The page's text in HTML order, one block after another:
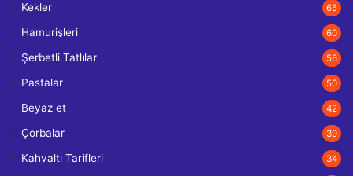
Kekler 65
Hamurişleri 60
Şerbetli Tatlılar 56
Pastalar 50
Beyaz et 42
Çorbalar 39
Kahvaltı Tarifleri 34